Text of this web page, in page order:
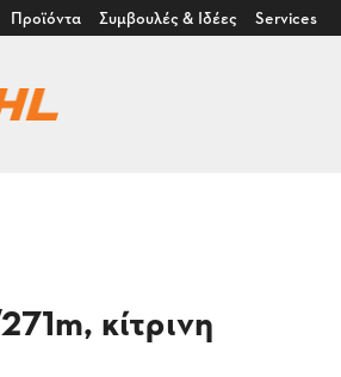
Προϊόντα Συμβουλές & Ιδέες Services
κίτρινη